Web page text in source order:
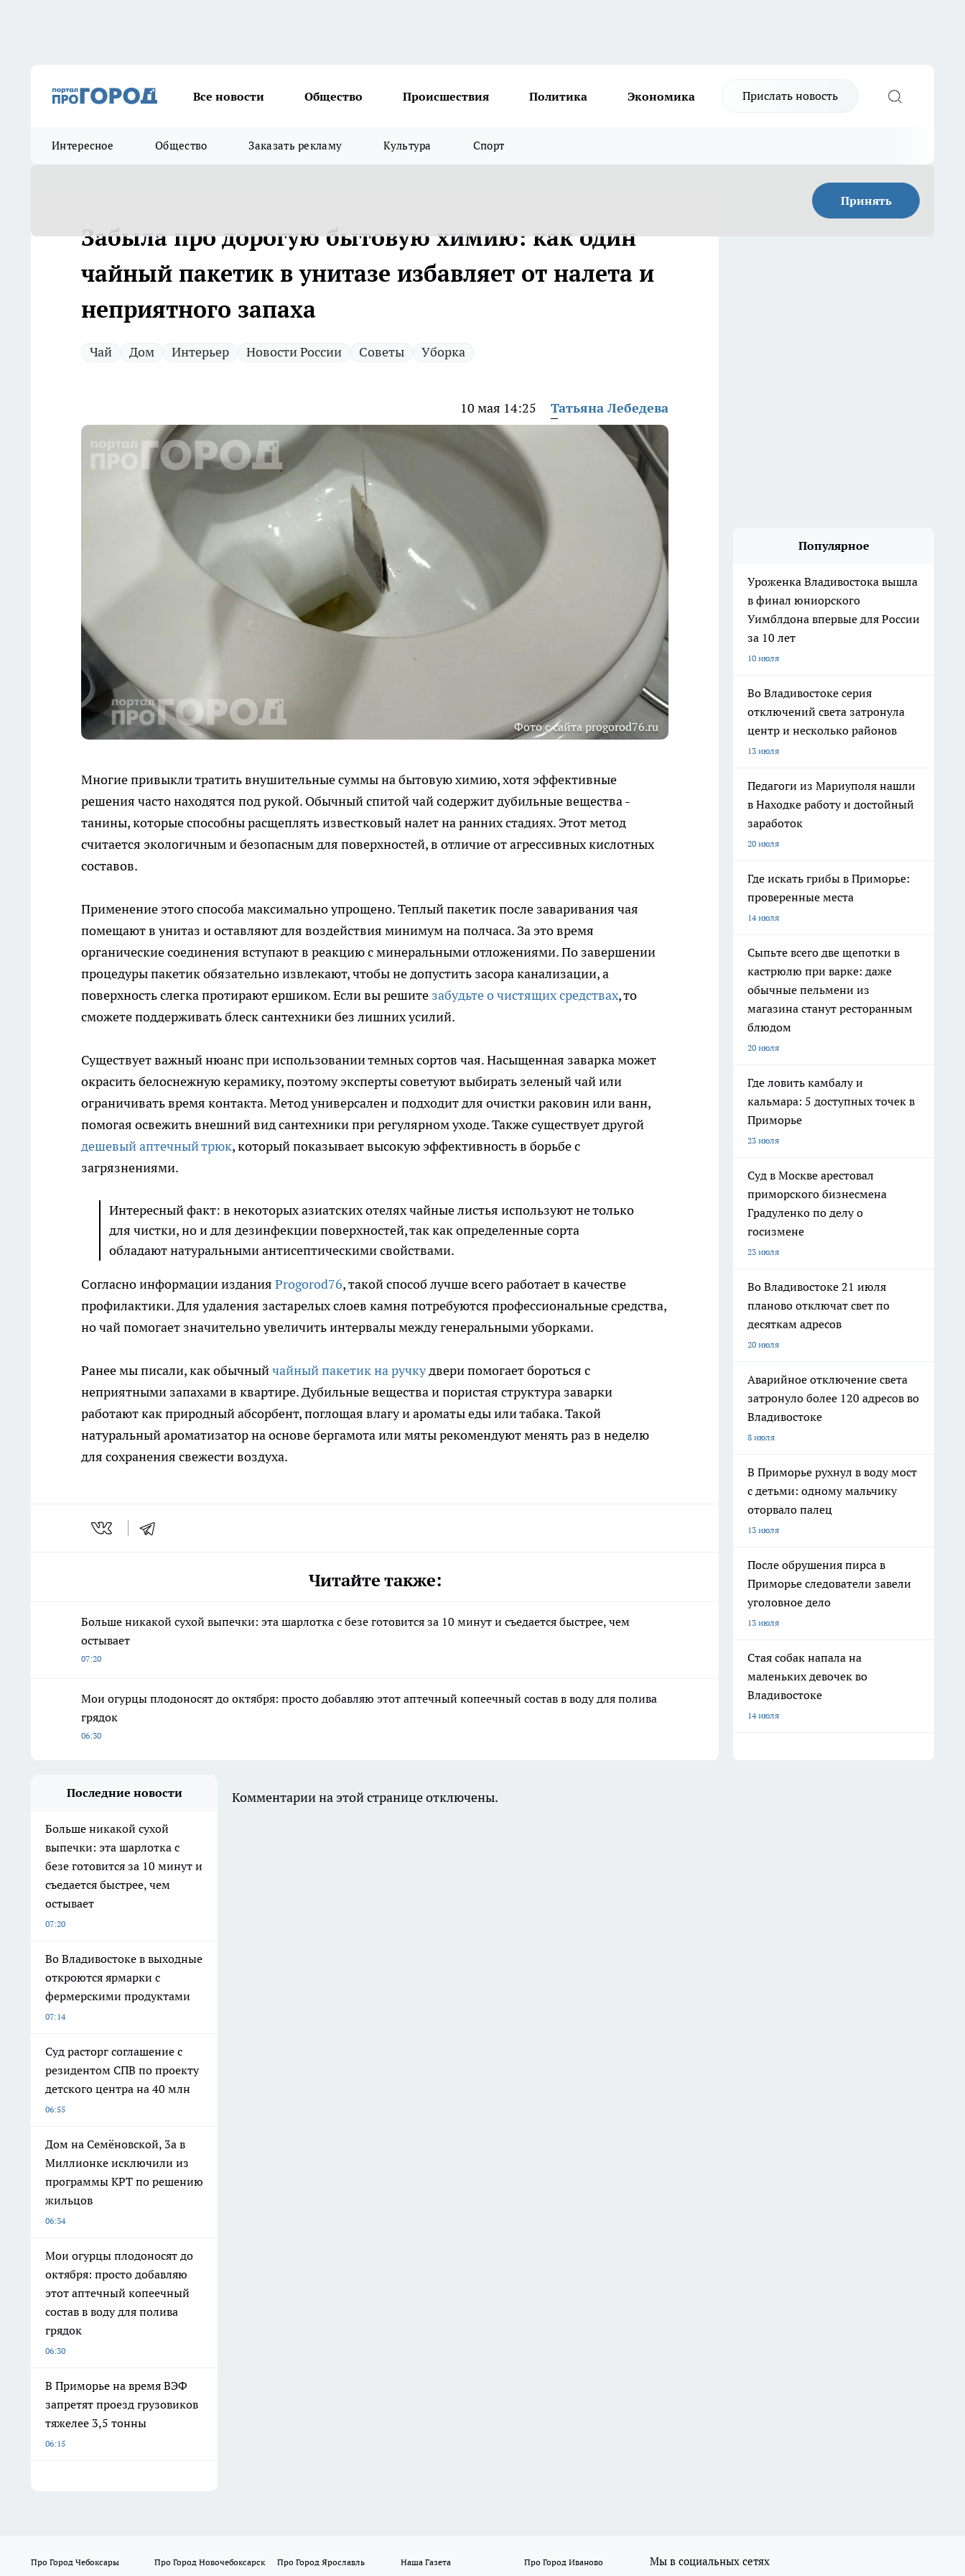
Все новости Общество Происшествия Политика Экономика Прислать новость
Интересное Общество Заказать рекламу Культура Спорт
Принять
Забыла про дорогую бытовую химию: как один
чайный пакетик в унитазе избавляет от налета и
неприятного запаха
Чай Дом Интерьер Новости России Советы Уборка
10 мая 14:25 Татьяна Лебедева
Фото с сайта progorod76.ru
Многие привыкли тратить внушительные суммы на бытовую химию, хотя эффективные
решения часто находятся под рукой. Обычный спитой чай содержит дубильные вещества -
танины, которые способны расщеплять известковый налет на ранних стадиях. Этот метод
считается экологичным и безопасным для поверхностей, в отличие от агрессивных кислотных
составов.
Применение этого способа максимально упрощено. Теплый пакетик после заваривания чая
помещают в унитаз и оставляют для воздействия минимум на полчаса. За это время
органические соединения вступают в реакцию с минеральными отложениями. По завершении
процедуры пакетик обязательно извлекают, чтобы не допустить засора канализации, а
поверхность слегка протирают ершиком. Если вы решите забудьте о чистящих средствах, то
сможете поддерживать блеск сантехники без лишних усилий.
Существует важный нюанс при использовании темных сортов чая. Насыщенная заварка может
окрасить белоснежную керамику, поэтому эксперты советуют выбирать зеленый чай или
ограничивать время контакта. Метод универсален и подходит для очистки раковин или ванн,
помогая освежить внешний вид сантехники при регулярном уходе. Также существует другой
дешевый аптечный трюк, который показывает высокую эффективность в борьбе с
загрязнениями.
Интересный факт: в некоторых азиатских отелях чайные листья используют не только
для чистки, но и для дезинфекции поверхностей, так как определенные сорта
обладают натуральными антисептическими свойствами.
Согласно информации издания Progorod76, такой способ лучше всего работает в качестве
профилактики. Для удаления застарелых слоев камня потребуются профессиональные средства,
но чай помогает значительно увеличить интервалы между генеральными уборками.
Ранее мы писали, как обычныйчайный пакетик на ручкудвери помогает бороться с
неприятными запахами в квартире. Дубильные вещества и пористая структура заварки
работают как природный абсорбент, поглощая влагу и ароматы еды или табака. Такой
натуральный ароматизатор на основе бергамота или мяты рекомендуют менять раз в неделю
для сохранения свежести воздуха.
Читайте также:
Больше никакой сухой выпечки: эта шарлотка с безе готовится за 10 минут и съедается быстрее, чем
остывает
07:20
Мои огурцы плодоносят до октября: просто добавляю этот аптечный копеечный состав в воду для полива
грядок
06:30
Популярное
Уроженка Владивостока вышла
в финал юниорского
Уимблдона впервые для России
за 10 лет
10 июля
Во Владивостоке серия
отключений света затронула
центр и несколько районов
13 июля
Педагоги из Мариуполя нашли
в Находке работу и достойный
заработок
20 июля
Где искать грибы в Приморье:
проверенные места
14 июля
Сыпьте всего две щепотки в
кастрюлю при варке: даже
обычные пельмени из
магазина станут ресторанным
блюдом
20 июля
Где ловить камбалу и
кальмара: 5 доступных точек в
Приморье
23 июля
Суд в Москве арестовал
приморского бизнесмена
Градуленко по делу о
госизмене
23 июля
Во Владивостоке 21 июля
планово отключат свет по
десяткам адресов
20 июля
Аварийное отключение света
затронуло более 120 адресов во
Владивостоке
8 июля
В Приморье рухнул в воду мост
с детьми: одному мальчику
оторвало палец
13 июля
После обрушения пирса в
Приморье следователи завели
уголовное дело
13 июля
Стая собак напала на
маленьких девочек во
Владивостоке
14 июля
Последние новости
Больше никакой сухой
выпечки: эта шарлотка с
безе готовится за 10 минут и
съедается быстрее, чем
остывает
07:20
Во Владивостоке в выходные
откроются ярмарки с
фермерскими продуктами
07:14
Суд расторг соглашение с
резидентом СПВ по проекту
детского центра на 40 млн
06:55
Дом на Семёновской, 3а в
Миллионке исключили из
программы КРТ по решению
жильцов
06:34
Мои огурцы плодоносят до
октября: просто добавляю
этот аптечный копеечный
состав в воду для полива
грядок
06:30
В Приморье на время ВЭФ
запретят проезд грузовиков
тяжелее 3,5 тонны
06:15
Комментарии на этой странице отключены.
Про Город Чебоксары Про Город Новочебоксарск Про Город Ярославль Наша Газета
Про Город Иваново
Мы в социальных сетях